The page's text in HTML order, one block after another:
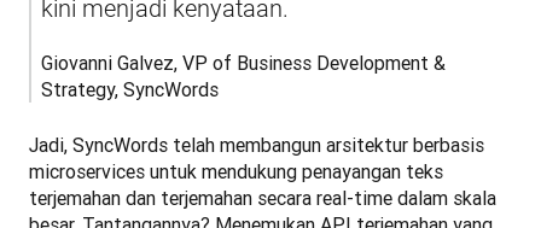
kini menjadi kenyataan.
Giovanni Galvez, VP of Business Development &
Strategy, SyncWords
Jadi, SyncWords telah membangun arsitektur berbasis
microservices untuk mendukung penayangan teks
terjemahan dan terjemahan secara real-time dalam skala